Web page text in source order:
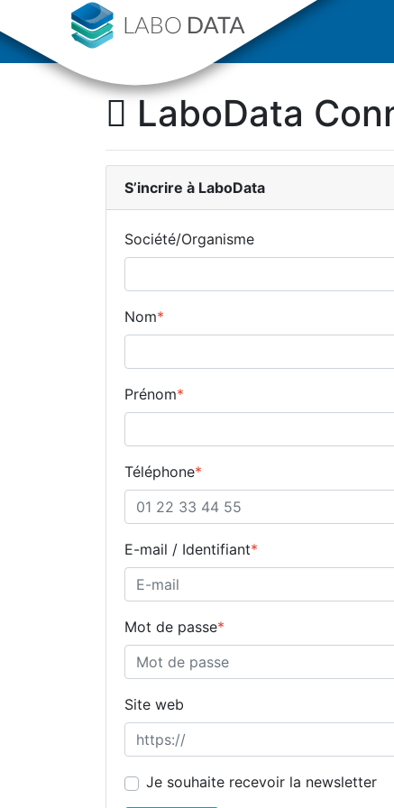
LaboData
S’incrire à LaboData
Société/Organisme
Nom*
Prénom*
Téléphone*
E-mail / Identifiant*
Mot de passe*
Site web
Je souhaite recevoir la newsletter